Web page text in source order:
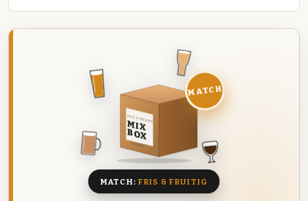
DEZE MAAND
MIX
BOX
8 BIEREN
MATCH
MATCH: FRIS & FRUITIG